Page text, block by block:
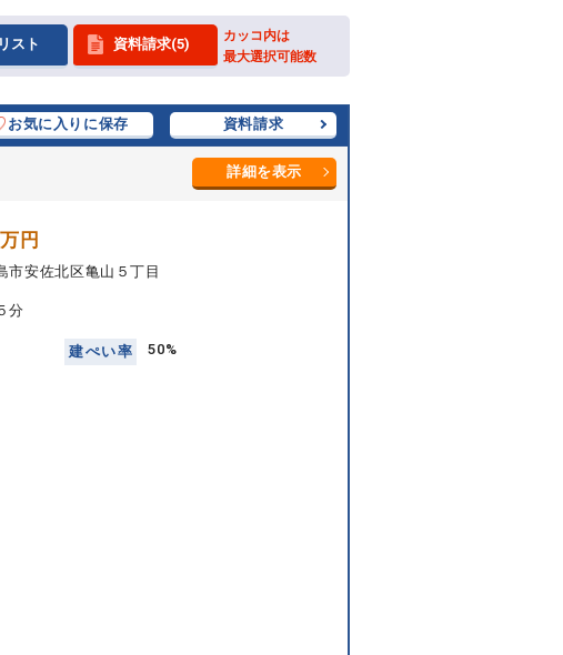
スト 資料請求(5)
カッコ内は
最大選択可能数
お気に入りに保存 資料請求
詳細を表示
万円
市安佐北区亀山５丁目
分
建ぺい率 50%